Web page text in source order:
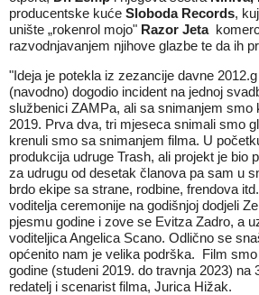
producentske kuće Sloboda Records,
unište „rokenrol mojo" Razor Jeta
razvodnjavanjem njihove glazbe te da ih
"Ideja je potekla iz zezancije davne
(navodno) dogodio incident na jednoj
službenici ZAMPa, ali sa snimanjem smo
2019. Prva dva, tri mjeseca snimali smo
krenuli smo sa snimanjem filma. U
produkcija udruge Trash, ali projekt je bio
za udrugu od desetak članova pa sam u
brdo ekipe sa strane, rodbine, frendova
voditelja ceremonije na godišnjoj dodjeli
pjesmu godine i zove se Evitza Zadro, a
voditeljica Angelica Scano. Odlično se
općenito nam je velika podrška. Film
godine (studeni 2019. do travnja 2023) na
redatelj i scenarist filma, Jurica Hižak.